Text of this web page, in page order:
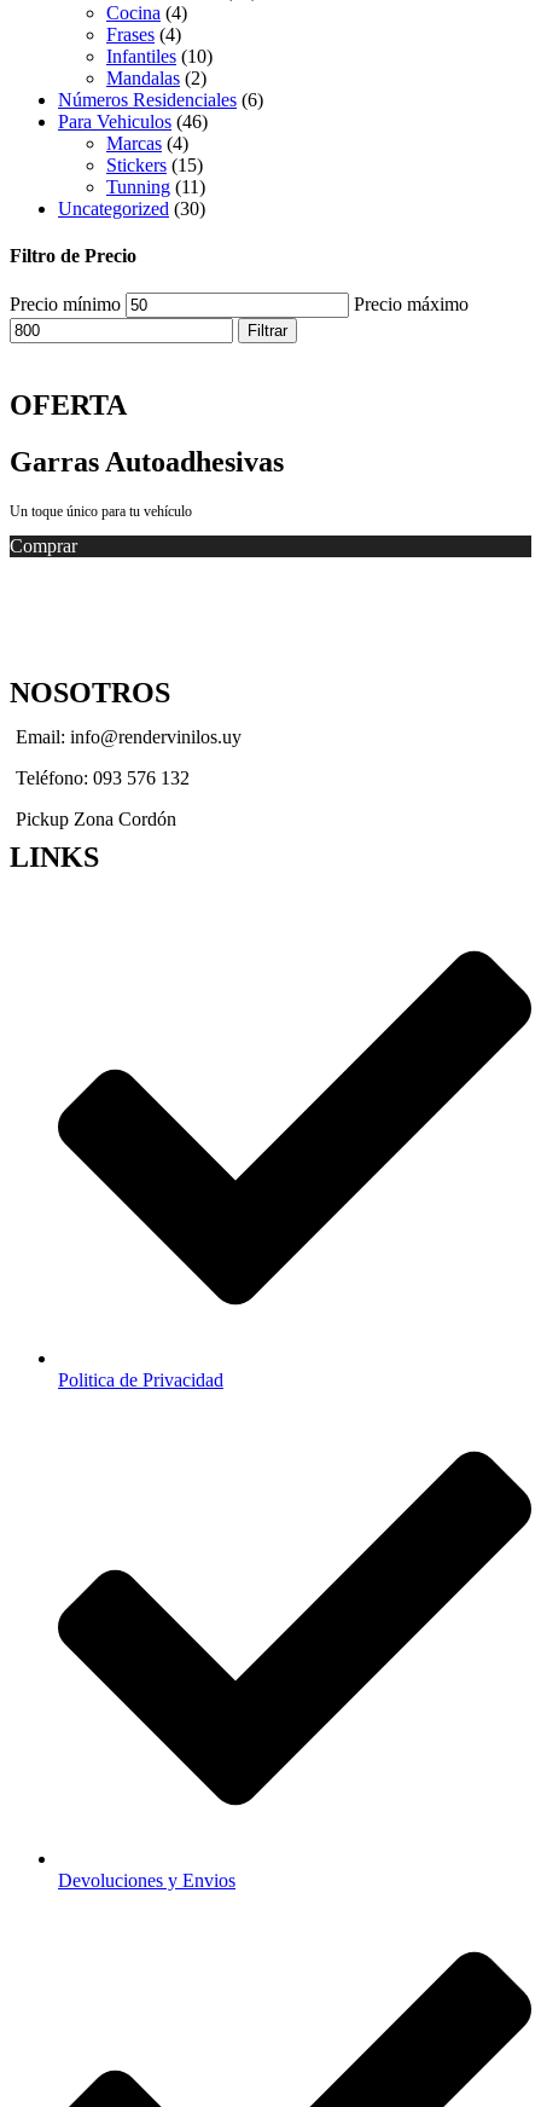
Cocina (4)
Frases (4)
Infantiles (10)
Mandalas (2)
Números Residenciales (6)
Para Vehiculos (46)
Marcas (4)
Stickers (15)
Tunning (11)
Uncategorized (30)
Filtro de Precio
Precio mínimo Precio máximo
Filtrar
OFERTA
Garras Autoadhesivas
Un toque único para tu vehículo
Comprar
NOSOTROS
Email: info@rendervinilos.uy
Teléfono: 093 576 132
Pickup Zona Cordón
LINKS
Politica de Privacidad
Devoluciones y Envios